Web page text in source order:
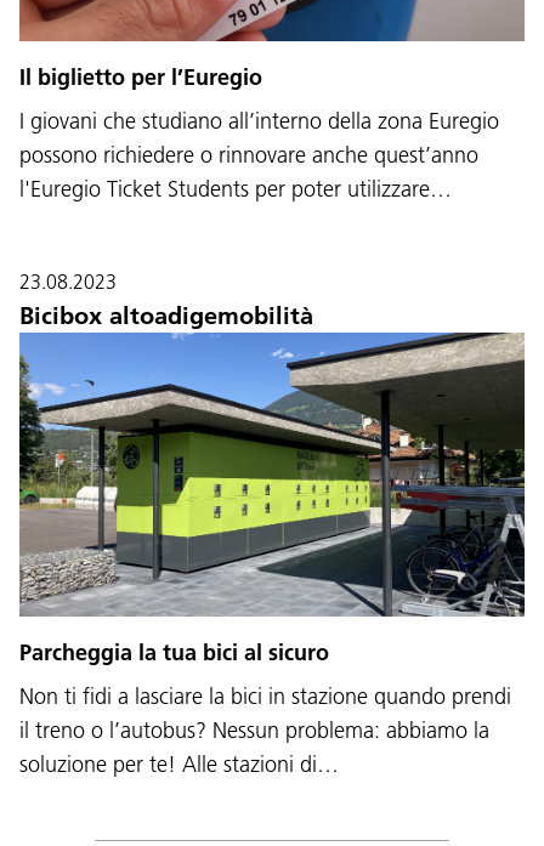
Il biglietto per l’Euregio
I giovani che studiano all’interno della zona Euregio
possono richiedere o rinnovare anche quest’anno
l'Euregio Ticket Students per poter utilizzare…
23.08.2023
Bicibox altoadigemobilità
Parcheggia la tua bici al sicuro
Non ti fidi a lasciare la bici in stazione quando prendi
il treno o l’autobus? Nessun problema: abbiamo la
soluzione per te! Alle stazioni di…